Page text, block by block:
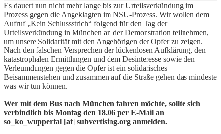
Es dauert nun nicht mehr lange bis zur Urteilsverkündung im
Prozess gegen die Angeklagten im NSU-Prozess. Wir wollen dem
Aufruf „Kein Schlussstrich“ folgend für den Tag der
Urteilsverkündung in München an der Demonstration teilnehmen,
um unsere Solidarität mit den Angehörigen der Opfer zu zeigen.
Nach den falschen Versprechen der lückenlosen Aufklärung, den
katastrophalen Ermittlungen und dem Desinteresse sowie den
Verleumdungen gegen die Opfer ist ein solidarisches
Beisammenstehen und zusammen auf die Straße gehen das mindeste
was wir tun können.
Wer mit dem Bus nach München fahren möchte, sollte sich
verbindlich bis Montag den 18.06 per E-Mail an
so_ko_wuppertal [at] subvertising.org anmelden.